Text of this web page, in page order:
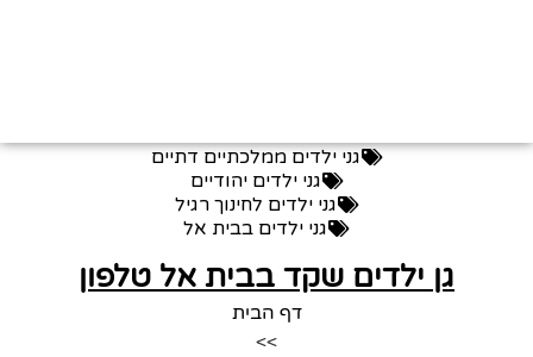
גני ילדים ממלכתיים דתיים
גני ילדים יהודיים
גני ילדים לחינוך רגיל
גני ילדים בבית אל
גן ילדים שקד בבית אל טלפון
דף הבית
>>